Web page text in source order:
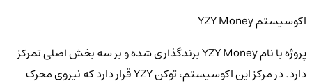
اکوسیستم YZY Money
پروژه با نام YZY Money برندگذاری شده و بر سه بخش اصلی تمرکز
دارد. در مرکز این اکوسیستم، توکن YZY قرار دارد که نیروی محرک